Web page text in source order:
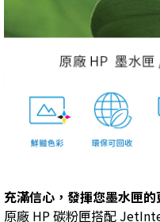
充滿信心，發揮您墨水匣
原廠 HP 碳粉匣搭配